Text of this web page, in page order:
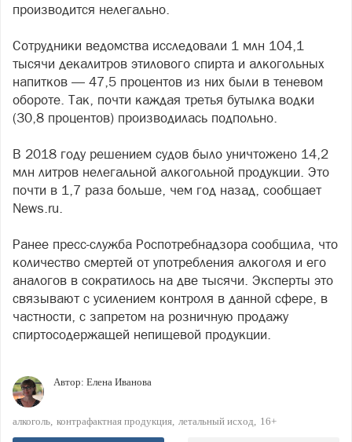
производится нелегально.
Сотрудники ведомства исследовали 1 млн 104,1
тысячи декалитров этилового спирта и алкогольных
напитков — 47,5 процентов из них были в теневом
обороте. Так, почти каждая третья бутылка водки
(30,8 процентов) производилась подпольно.
В 2018 году решением судов было уничтожено 14,2
млн литров нелегальной алкогольной продукции. Это
почти в 1,7 раза больше, чем год назад, сообщает
News.ru.
Ранее пресс-служба Роспотребнадзора сообщила, что
количество смертей от употребления алкоголя и его
аналогов в сократилось на две тысячи. Эксперты это
связывают с усилением контроля в данной сфере, в
частности, с запретом на розничную продажу
спиртосодержащей непищевой продукции.
Автор: Елена Иванова
алкоголь контрафактная продукция летальный исход 16+